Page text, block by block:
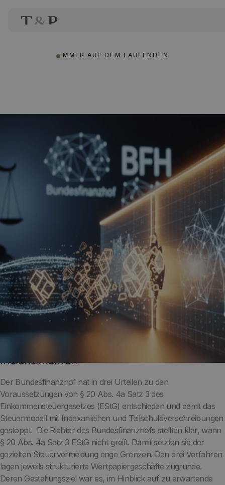
IMMER AUF DEM LAUFENDEN
Autor:Dr. Marius Treml
Indexanleihen
Der Bundesfinanzhof hat in drei Urteilen zu den
Voraussetzungen von § 20 Abs. 4a Satz 3 des
Einkommensteuergesetzes (EStG) entschieden und damit das
Steuermodell mit Indexanleihen und Teilschuldverschreibungen
gestoppt. Die Richter des Bundesfinanzhofs stellten klar, wann
§ 20 Abs. 4a Satz 3 EStG nicht greift. Damit setzten sie der
gezielten Steuervermeidung enge Grenzen. Den drei Verfahren
lagen jeweils strukturierte Wertpapiergeschäfte zugrunde.
Deren Gestaltungsziel war es, im Hinblick auf zu erwartende